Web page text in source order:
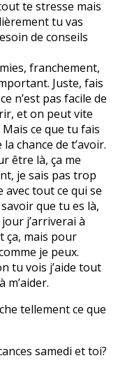
te stresse mais
tu vas
de conseils
franchement,
Juste, fais
n’est pas facile de
et on peut vite
ce que tu fais
chance de t’avoir.
être là, ça me
je sais pas trop
tout ce qui se
que tu es là,
j’arriverai à
ça, mais pour
je peux.
tu vois j’aide tout
m’aider.
tellement ce que
samedi et toi?